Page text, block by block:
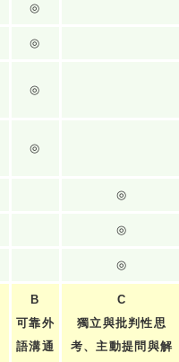
◎
◎
◎
◎
◎
◎
◎
B
可靠外
語溝通
C
獨立與批判性思
考、主動提問與解